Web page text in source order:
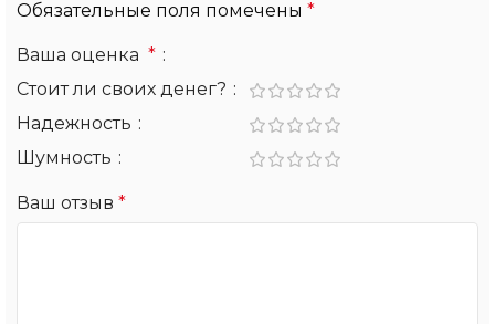
Обязательные поля помечены *
Ваша оценка *
Стоит ли своих денег?
Надежность
Шумность
Ваш отзыв *